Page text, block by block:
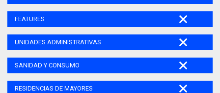
FEATURES
UNIDADES ADMINISTRATIVAS
SANIDAD Y CONSUMO
RESIDENCIAS DE MAYORES